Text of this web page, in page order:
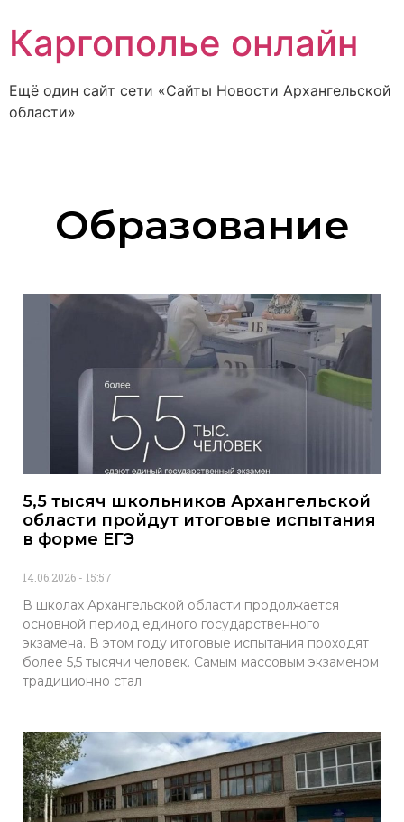
Каргополье онлайн
Ещё один сайт сети «Сайты Новости Архангельской
области»
Образование
5,5 тысяч школьников Архангельской
области пройдут итоговые испытания
в форме ЕГЭ
14.06.2026 15:57
В школах Архангельской области продолжается
основной период единого государственного
экзамена. В этом году итоговые испытания проходят
более 5,5 тысячи человек. Самым массовым экзаменом
традиционно стал